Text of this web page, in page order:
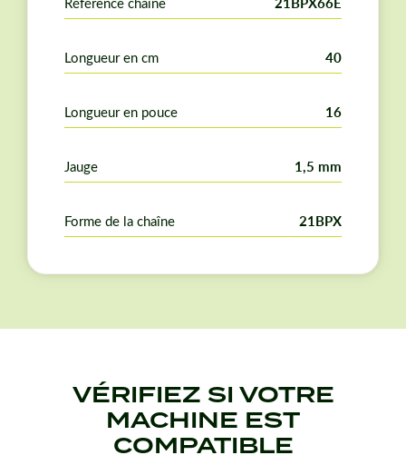
Longueur en cm 40
Longueur en pouce 16
Jauge 1,5 mm
Forme de la chaîne 21BPX
VÉRIFIEZ SI VOTRE
MACHINE EST
COMPATIBLE